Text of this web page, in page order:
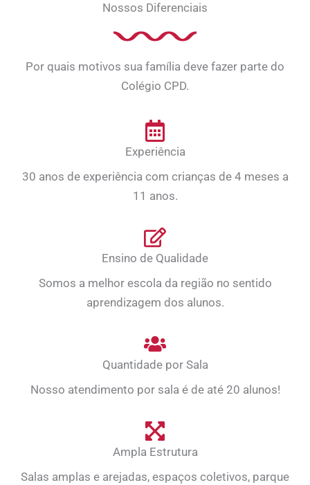
Nossos Diferenciais
Por quais motivos sua família deve fazer parte do
Colégio CPD.
Experiência
30 anos de experiência com crianças de 4 meses a
11 anos.
Ensino de Qualidade
Somos a melhor escola da região no sentido
aprendizagem dos alunos.
Quantidade por Sala
Nosso atendimento por sala é de até 20 alunos!
Ampla Estrutura
Salas amplas e arejadas, espaços coletivos, parque